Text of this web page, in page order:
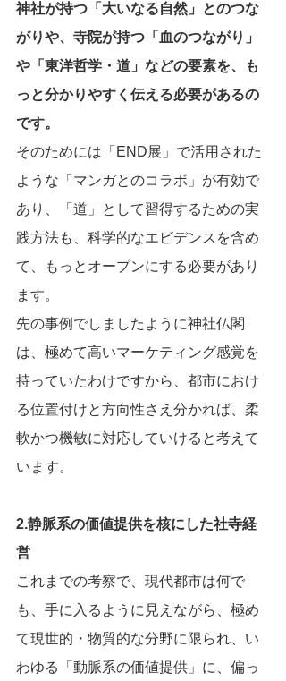
神社が持つ「大いなる自然」とのつな
がりや、寺院が持つ「血のつながり」
や「東洋哲学・道」などの要素を、も
っと分かりやすく伝える必要があるの
です。
そのためには「END展」で活用された
ような「マンガとのコラボ」が有効で
あり、「道」として習得するための実
践方法も、科学的なエビデンスを含め
て、もっとオープンにする必要があり
ます。
先の事例でしましたように神社仏閣
は、極めて高いマーケティング感覚を
持っていたわけですから、都市におけ
る位置付けと方向性さえ分かれば、柔
軟かつ機敏に対応していけると考えて
います。
2.静脈系の価値提供を核にした社寺経
営
これまでの考察で、現代都市は何で
も、手に入るように見えながら、極め
て現世的・物質的な分野に限られ、い
わゆる「動脈系の価値提供」に、偏っ